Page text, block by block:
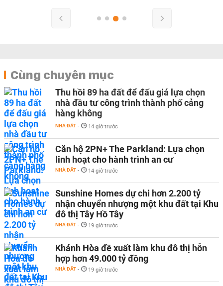
Cùng chuyên mục
Thu hồi 89 ha đất để đấu giá lựa chọn
nhà đầu tư công trình thành phố cảng
hàng không
NHÀ ĐẤT - 14 giờ trước
Căn hộ 2PN+ The Parkland: Lựa chọn
linh hoạt cho hành trình an cư
NHÀ ĐẤT - 14 giờ trước
Sunshine Homes dự chi hơn 2.200 tỷ
nhận chuyển nhượng một khu đất tại Khu
đô thị Tây Hồ Tây
NHÀ ĐẤT - 19 giờ trước
Khánh Hòa đề xuất làm khu đô thị hỗn
hợp hơn 49.000 tỷ đồng
NHÀ ĐẤT - 19 giờ trước